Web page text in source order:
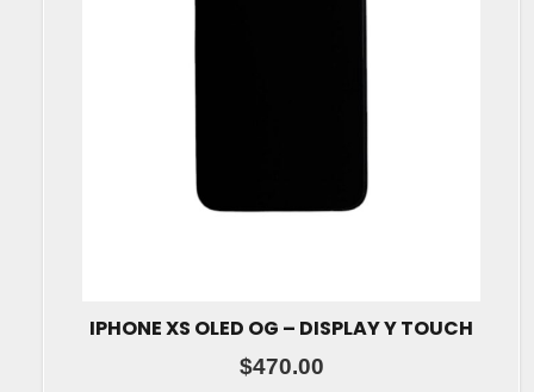
IPHONE XS OLED OG – DISPLAY Y TOUCH
$470.00